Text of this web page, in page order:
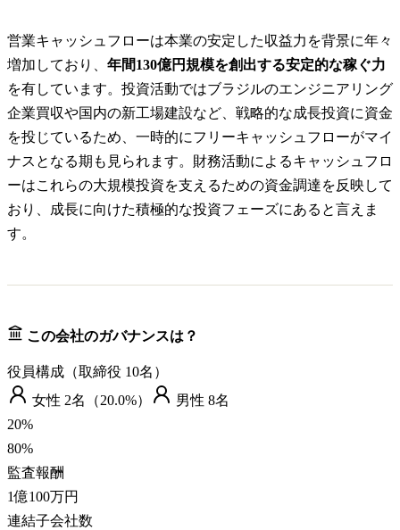
営業キャッシュフローは本業の安定した収益力を背景に年々
増加しており、 年間130億円規模を創出する安定的な稼ぐ力
を有しています。投資活動ではブラジルのエンジニアリング
企業買収や国内の新工場建設など、戦略的な成長投資に資金
を投じているため、一時的にフリーキャッシュフローがマイ
ナスとなる期も見られます。財務活動によるキャッシュフロ
ーはこれらの大規模投資を支えるための資金調達を反映して
おり、成長に向けた積極的な投資フェーズにあると言えま
す。
この会社のガバナンスは？
役員構成（取締役 10名）
女性 2名（20.0%） 男性 8名
20%
80%
監査報酬
1億100万円
連結子会社数